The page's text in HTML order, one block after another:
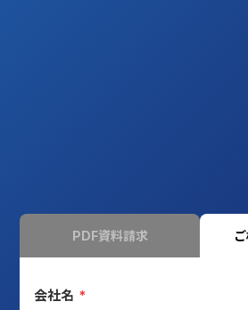
PDF資料請求
会社名 *